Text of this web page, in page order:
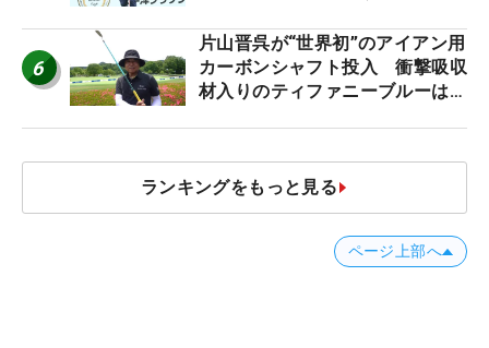
6
片山晋呉が“世界初”のアイアン用
カーボンシャフト投入 衝撃吸収
材入りのティファニーブルーは
ランキングをもっと見る
ページ上部へ